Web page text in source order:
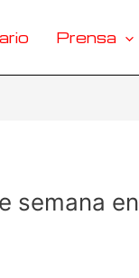
Prensa
semana en